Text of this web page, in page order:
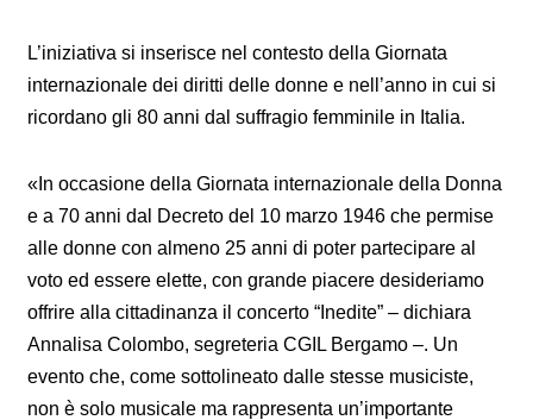
L’iniziativa si inserisce nel contesto della Giornata
internazionale dei diritti delle donne e nell’anno in cui si
ricordano gli 80 anni dal suffragio femminile in Italia.
«In occasione della Giornata internazionale della Donna
e a 70 anni dal Decreto del 10 marzo 1946 che permise
alle donne con almeno 25 anni di poter partecipare al
voto ed essere elette, con grande piacere desideriamo
offrire alla cittadinanza il concerto “Inedite” – dichiara
Annalisa Colombo, segreteria CGIL Bergamo –. Un
evento che, come sottolineato dalle stesse musiciste,
non è solo musicale ma rappresenta un’importante